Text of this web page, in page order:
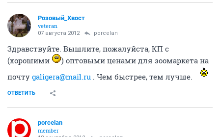
Розовый_Хвост
veteran
07 августа 2012 porcelan
Здравствуйте. Вышлите, пожалуйста, КП с
(хорошими
) оптовыми ценами для зоомаркета на
почту galigera@mail.ru . Чем быстрее, тем лучше.
ОТВЕТИТЬ
porcelan
member